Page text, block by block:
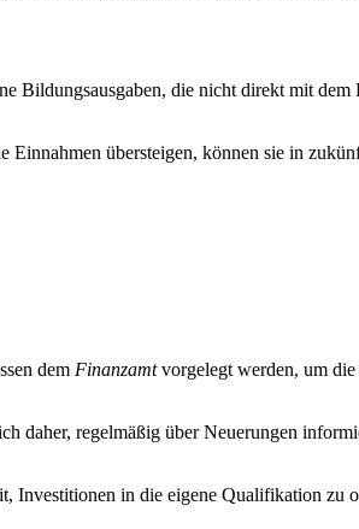
Bildungsausgaben, die nicht direkt mit
Einnahmen übersteigen, können sie in
dem Finanzamtvorgelegt werden, um die
daher, regelmäßig über Neuerungen
in die eigene Qualifikation zu